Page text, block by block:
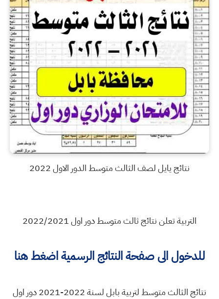
نتائج يايل لصف الثالث متوسط الدور الاول 2022
التربية تعلن نتائج ثالث متوسط دور اول 2022/2021
للدخول الى صفحة النتائج الرسمية اضغط هنا
نتائج الثالث متوسط لتربية بابل لسنة 2022-2021 دور اول